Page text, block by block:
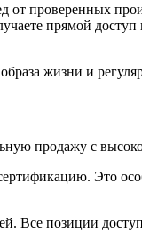
от проверенных
прямой
жизни и
продажу с
Это
Все позиции